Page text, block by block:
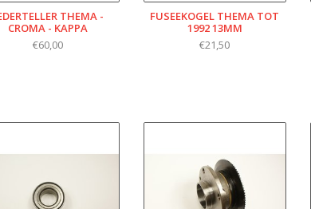
THEMA -
CROMA - KAPPA
€60,00
FUSEEKOGEL THEMA TOT
1992 13MM
€21,50